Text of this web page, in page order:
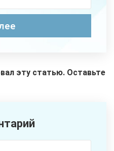
эту статью. Оставьте